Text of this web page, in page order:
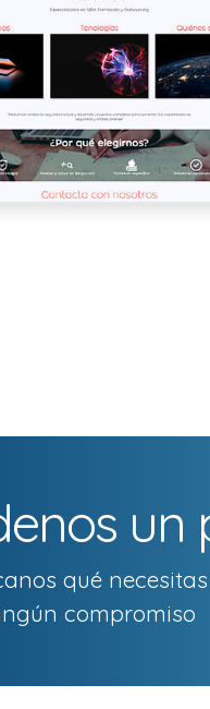
un
qué
compromiso